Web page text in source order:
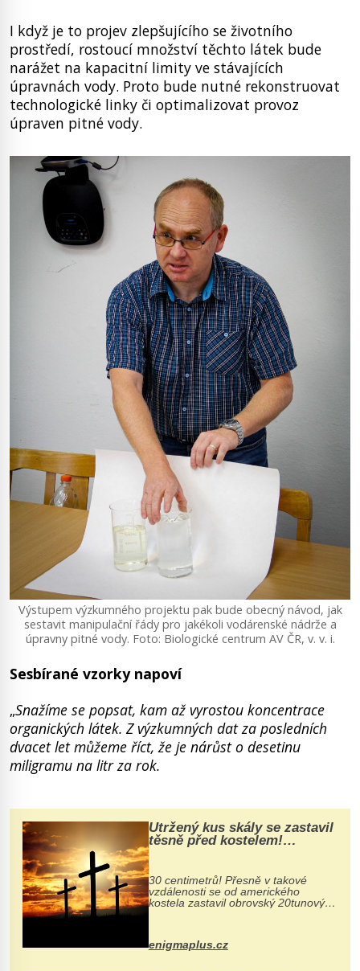
I když je to projev zlepšujícího se životního
prostředí, rostoucí množství těchto látek bude
narážet na kapacitní limity ve stávajících
úpravnách vody. Proto bude nutné rekonstruovat
technologické linky či optimalizovat provoz
úpraven pitné vody.
Výstupem výzkumného projektu pak bude obecný návod, jak
sestavit manipulační řády pro jakékoli vodárenské nádrže a
úpravny pitné vody. Foto: Biologické centrum AV ČR, v. v. i.
Sesbírané vzorky napoví
„Snažíme se popsat, kam až vyrostou koncentrace
organických látek. Z výzkumných dat za posledních
dvacet let můžeme říct, že je nárůst o desetinu
miligramu na litr za rok.
Utržený kus skály se zastavil
těsně před kostelem!
Ochránila ho boží síla?
30 centimetrů! Přesně v takové
vzdálenosti se od amerického
kostela zastavil obrovský 20tunový
...
enigmaplus.cz